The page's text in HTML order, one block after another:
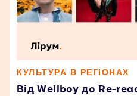
КУЛЬТУРА В РЕГІОНАХ
Від Wellboy до Re-